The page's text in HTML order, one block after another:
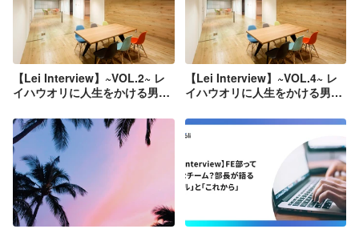
【Lei Interview】~VOL.2~ レ
イハウオリに人生をかける男・
【Lei Interview】~VOL.4~ レ
イハウオリに人生をかける男・